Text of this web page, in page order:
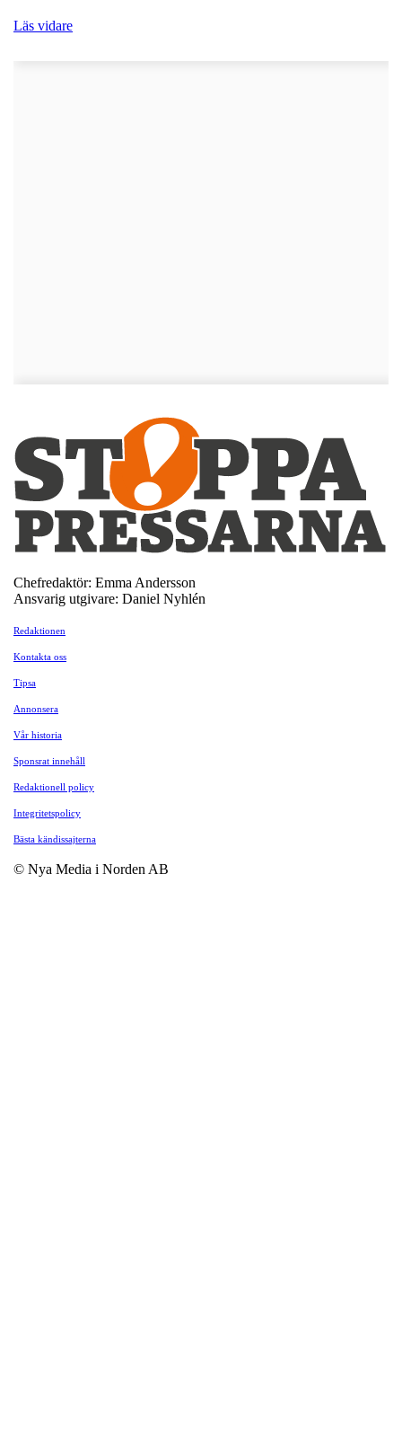
Läs vidare
Chefredaktör: Emma Andersson
Ansvarig utgivare: Daniel Nyhlén
Redaktionen
Kontakta oss
Tipsa
Annonsera
Vår historia
Sponsrat innehåll
Redaktionell policy
Integritetspolicy
Bästa kändissajterna
© Nya Media i Norden AB